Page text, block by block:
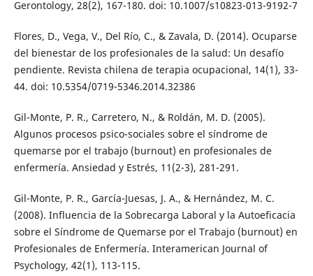
Gerontology, 28(2), 167-180. doi: 10.1007/s10823-013-9192-7
Flores, D., Vega, V., Del Río, C., & Zavala, D. (2014). Ocuparse
del bienestar de los profesionales de la salud: Un desafío
pendiente. Revista chilena de terapia ocupacional, 14(1), 33-
44. doi: 10.5354/0719-5346.2014.32386
Gil-Monte, P. R., Carretero, N., & Roldán, M. D. (2005).
Algunos procesos psico-sociales sobre el síndrome de
quemarse por el trabajo (burnout) en profesionales de
enfermería. Ansiedad y Estrés, 11(2-3), 281-291.
Gil-Monte, P. R., García-Juesas, J. A., & Hernández, M. C.
(2008). Influencia de la Sobrecarga Laboral y la Autoeficacia
sobre el Síndrome de Quemarse por el Trabajo (burnout) en
Profesionales de Enfermería. Interamerican Journal of
Psychology, 42(1), 113-115.